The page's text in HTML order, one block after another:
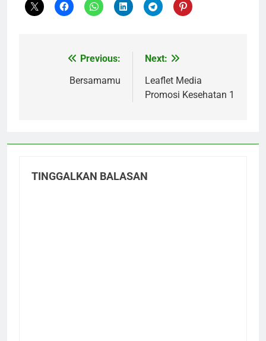
NavigasiPrevious:
Bersamamu
Next:
Leaflet Media
Promosi Kesehatan 1
TINGGALKAN BALASAN